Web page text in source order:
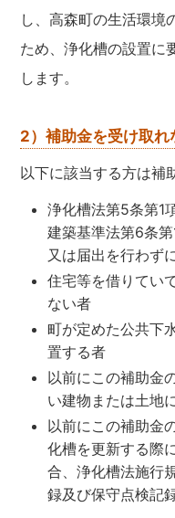
し、高森町の生活環境
ため、浄化槽の設置に
します。
2）補助金を受け取れ
以下に該当する方は補
浄化槽法第5条第1
建築基準法第6条
又は届出を行わず
住宅等を借りてい
ない者
町が定めた公共下
置する者
以前にこの補助金
い建物または土地
以前にこの補助金
化槽を更新する際
合、浄化槽法施行
録及び保守点検記